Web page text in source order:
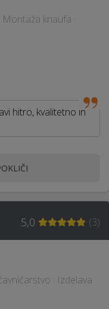
knaufa ·
hitro, kvalitetno in
5,0 (3)
· Izdelava